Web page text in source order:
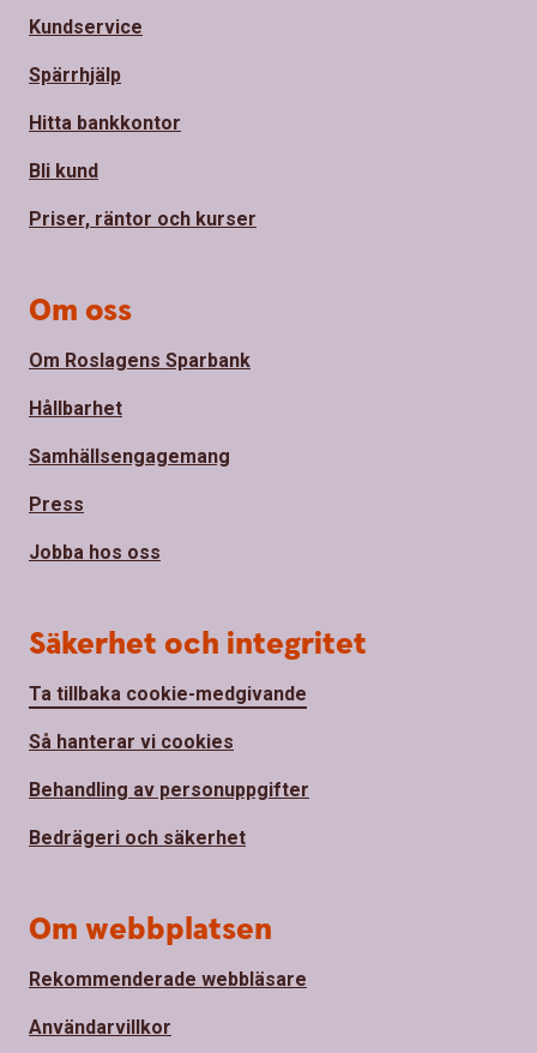
Kundservice
Spärrhjälp
Hitta bankkontor
Bli kund
Priser, räntor och kurser
Om oss
Om Roslagens Sparbank
Hållbarhet
Samhällsengagemang
Press
Jobba hos oss
Säkerhet och integritet
Ta tillbaka cookie-medgivande
Så hanterar vi cookies
Behandling av personuppgifter
Bedrägeri och säkerhet
Om webbplatsen
Rekommenderade webbläsare
Användarvillkor